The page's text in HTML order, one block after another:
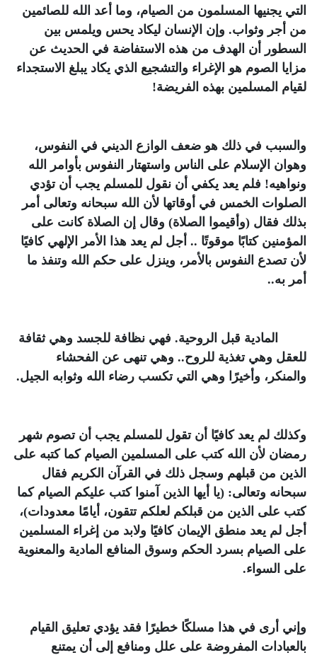
التي يجنيها المسلمون من الصيام، وما أعد الله للصائمين
من أجر وثواب. وإن الإنسان ليكاد يحس ويلمس بين
السطور أن الهدف من هذه الاستفاضة في الحديث عن
مزايا الصوم هو الإغراء والتشجيع الذي يكاد يبلغ الاستجداء
لقيام المسلمين بهذه الفريضة!
والسبب في ذلك هو ضعف الوازع الديني في النفوس،
وهوان الإسلام على الناس واستهتار النفوس بأوامر الله
ونواهيه! فلم يعد يكفي أن نقول للمسلم يجب أن تؤدي
الصلوات الخمس في أوقاتها لأن الله سبحانه وتعالى أمر
بذلك فقال (وأقيموا الصلاة) وقال إن الصلاة كانت على
المؤمنين كتابًا موقوتًا .. أجل لم يعد هذا الأمر الإلهي كافيًا
لأن تصدع النفوس بالأمر، وينزل على حكم الله وتنفذ ما
أمر به..
المادية قبل الروحية. فهي نظافة للجسد وهي ثقافة
للعقل وهي تغذية للروح.. وهي تنهى عن الفحشاء
والمنكر، وأخيرًا وهي التي تكسب رضاء الله وثوابه الجيل.
وكذلك لم يعد كافيًا أن تقول للمسلم يجب أن تصوم شهر
رمضان لأن الله كتب على المسلمين الصيام كما كتبه على
الذين من قبلهم وسجل ذلك في القرآن الكريم فقال
سبحانه وتعالى: (يا أيها الذين آمنوا كتب عليكم الصيام كما
كتب على الذين من قبلكم لعلكم تتقون، أيامًا معدودات)،
أجل لم يعد منطق الإيمان كافيًا ولابد من إغراء المسلمين
على الصيام بسرد الحكم وسوق المنافع المادية والمعنوية
على السواء.
وإني أرى في هذا مسلكًا خطيرًا فقد يؤدي تعليق القيام
بالعبادات المفروضة على علل ومنافع إلى أن يمتنع